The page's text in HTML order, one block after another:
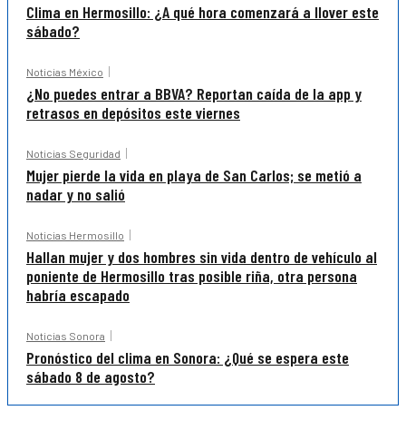
Clima en Hermosillo: ¿A qué hora comenzará a llover este
sábado?
Noticias México
¿No puedes entrar a BBVA? Reportan caída de la app y
retrasos en depósitos este viernes
Noticias Seguridad
Mujer pierde la vida en playa de San Carlos; se metió a
nadar y no salió
Noticias Hermosillo
Hallan mujer y dos hombres sin vida dentro de vehículo al
poniente de Hermosillo tras posible riña, otra persona
habría escapado
Noticias Sonora
Pronóstico del clima en Sonora: ¿Qué se espera este
sábado 8 de agosto?